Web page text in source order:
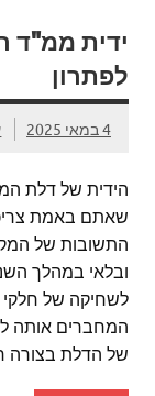
ידית ממ"ד
לפתרון
4 במאי 2025
הידית של דלת
שאתם באמת
התשובות של
ובלאי במהלך
לשחיקה של חלקי
המחברים אותה
של הדלת בצורה